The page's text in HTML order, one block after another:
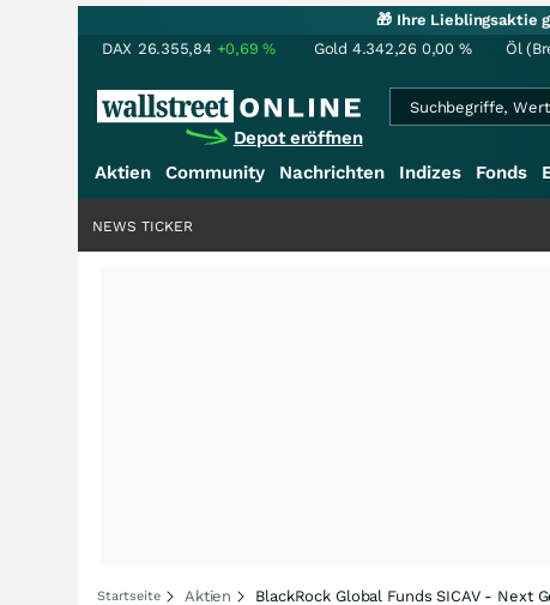
🎁 Ihre Lieblingsaktie
DAX 26.355,84 +0,69% Gold 4.342,26 0,00 % Öl
Depot eröffnen
Aktien Community Nachrichten Indizes Fonds
NEWS TICKER
Startseite Aktien BlackRock Global Funds SICAV - Next